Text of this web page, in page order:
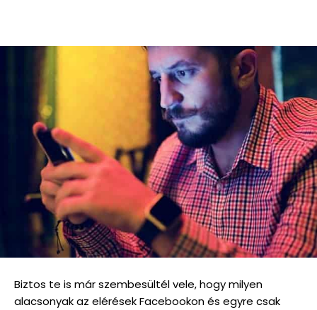
Biztos te is már szembesültél vele, hogy milyen
alacsonyak az elérések Facebookon és egyre csak